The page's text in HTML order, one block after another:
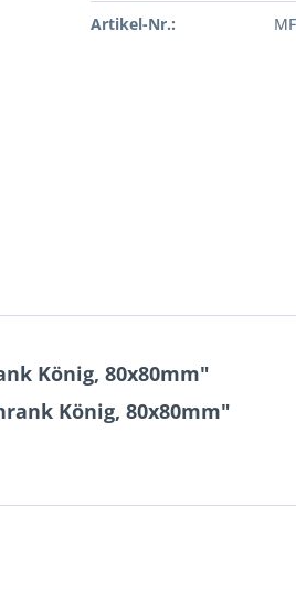
Artikel-Nr.:
König, 80x80mm"
König, 80x80mm"